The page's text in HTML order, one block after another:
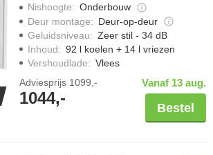
Nishoogte: Onderbouw
Deur montage: Deur-op-deur
Geluidsniveau: Zeer stil - 34 dB
Inhoud: 92 l koelen + 14 l vriezen
Vershoudlade: Vlees
Adviesprijs 1099,-
1044,-
Vanaf 13 aug.
Bestel